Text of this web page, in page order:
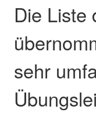
Die Liste
sehr